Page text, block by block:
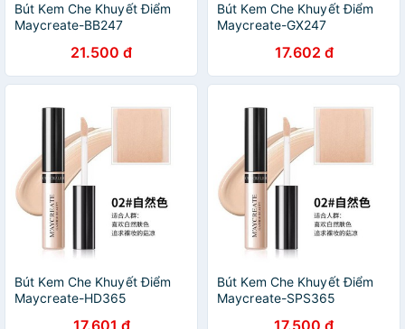
Bút Kem Che Khuyết Điểm
Maycreate-BB247
21.500 đ
Bút Kem Che Khuyết Điểm
Maycreate-GX247
17.602 đ
Bút Kem Che Khuyết Điểm
Maycreate-HD365
17.601 đ
Bút Kem Che Khuyết Điểm
Maycreate-SPS365
17.500 đ